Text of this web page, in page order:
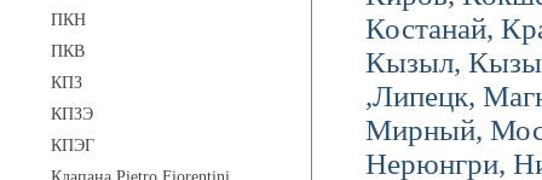
ПКН
ПКВ
КПЗ
КПЗЭ
КПЭГ
Костанай,
Кызыл,
,Липецк,
Мирный,
Нерюнгри,